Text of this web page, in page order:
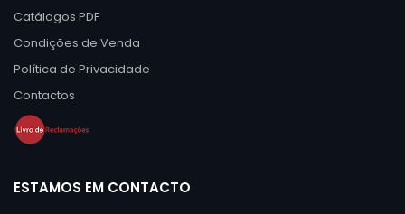
Catálogos PDF
Condições de Venda
Política de Privacidade
Contactos
ESTAMOS EM CONTACTO